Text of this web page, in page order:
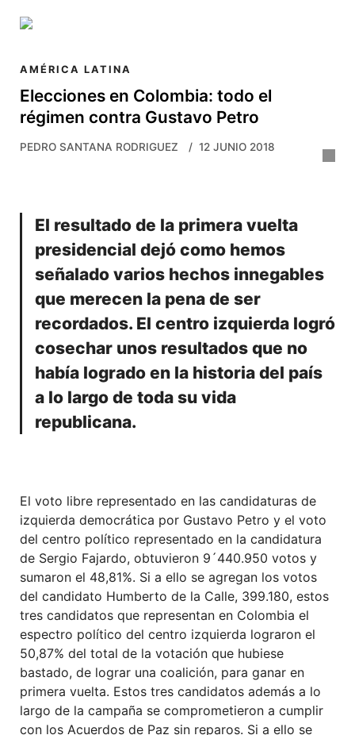
Elecciones en Colombia: todo el
régimen contra Gustavo Petro
PEDRO SANTANA RODRIGUEZ 12 JUNIO 2018
El resultado de la primera vuelta
presidencial dejó como hemos
señalado varios hechos innegables
que merecen la pena de ser
recordados. El centro izquierda logró
cosechar unos resultados que no
había logrado en la historia del país
a lo largo de toda su vida
republicana.
El voto libre representado en las candidaturas de
izquierda democrática por Gustavo Petro y el voto
del centro político representado en la candidatura
de Sergio Fajardo, obtuvieron 9´440.950 votos y
sumaron el 48,81%. Si a ello se agregan los votos
del candidato Humberto de la Calle, 399.180, estos
tres candidatos que representan en Colombia el
espectro político del centro izquierda lograron el
50,87% del total de la votación que hubiese
bastado, de lograr una coalición, para ganar en
primera vuelta. Estos tres candidatos además a lo
largo de la campaña se comprometieron a cumplir
con los Acuerdos de Paz sin reparos. Si a ello se
AMÉRICA LATINA